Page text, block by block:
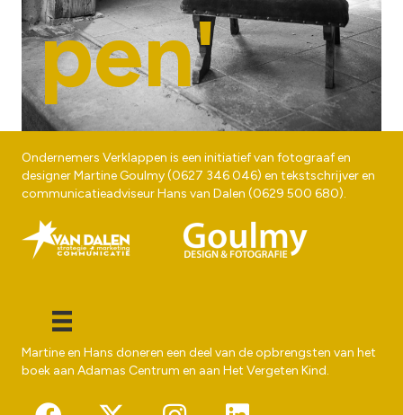
pen'
Ondernemers Verklappen is een initiatief van fotograaf en
designerMartine Goulmy(0627 346 046) en tekstschrijver en
communicatieadviseurHans van Dalen (0629 500 680).
Martine en Hans doneren een deel van de opbrengsten van het
boek aan Adamas Centrum en aan Het Vergeten Kind.